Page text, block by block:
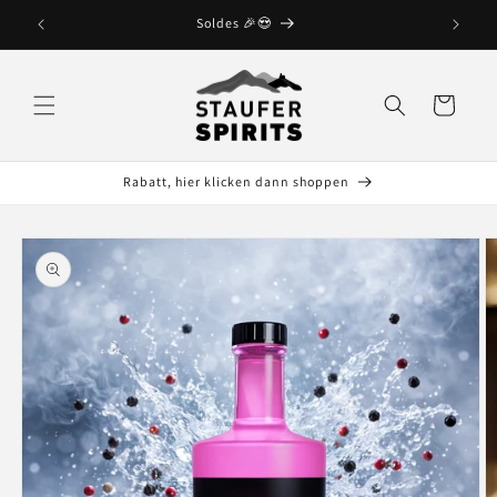
passer
Soldes 🎉😍
Panier
Rabatt, hier klicken dann shoppen
Passer aux
informations
produits